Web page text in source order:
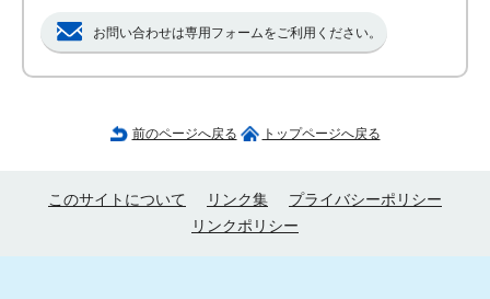
お問い合わせは専用フォームをご利用ください。
前のページへ戻る トップページへ戻る
このサイトについて リンク集
プライバシーポリシー
リンクポリシー